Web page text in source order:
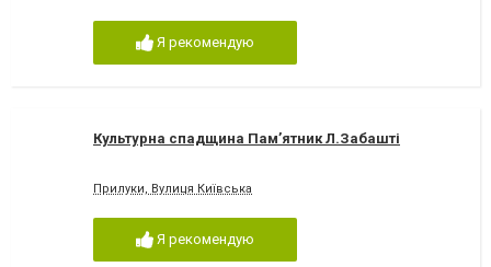
Я рекомендую
Культурна спадщина Пам’ятник Л.Забашті
Прилуки, Вулиця Київська
Я рекомендую